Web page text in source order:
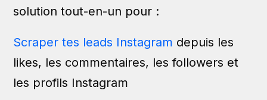
solution tout-en-un pour :
Scraper tes leads Instagram depuis les
likes, les commentaires, les followers et
les profils Instagram